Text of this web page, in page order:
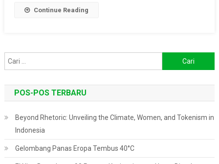
Continue Reading
untuk:
POS-POS TERBARU
Beyond Rhetoric: Unveiling the Climate, Women, and Tokenism in
Indonesia
Gelombang Panas Eropa Tembus 40°C